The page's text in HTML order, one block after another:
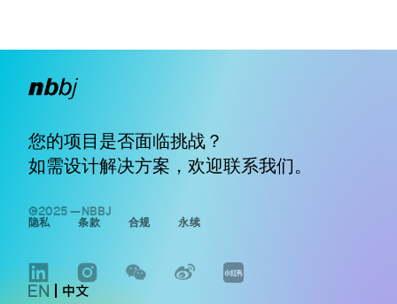
您的项目是否面临挑战？
如需设计解决方案，欢迎联系我们。
©2025 —NBBJ
隐私 条款 合规 永续
LINKEDININSTAGRAM